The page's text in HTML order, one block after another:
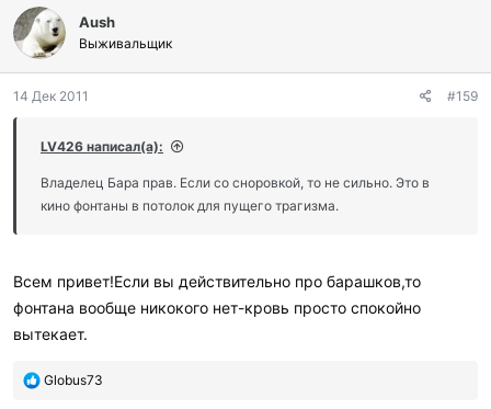
Aush
Выживальщик
14 Дек 2011 #159
LV426 написал(а):
Владелец Бара прав. Если со сноровкой, то не сильно. Это в
кино фонтаны в потолок для пущего трагизма.
Всем привет!Если вы действительно про барашков,то
фонтана вообще никокого нет-кровь просто спокойно
вытекает.
П
Globus73